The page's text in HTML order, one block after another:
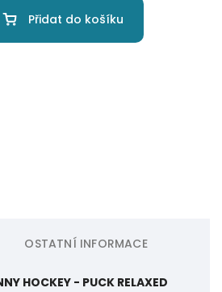
Přidat do košíku
OSTATNÍ INFORMACE
HOCKEY - PUCK RELAXED